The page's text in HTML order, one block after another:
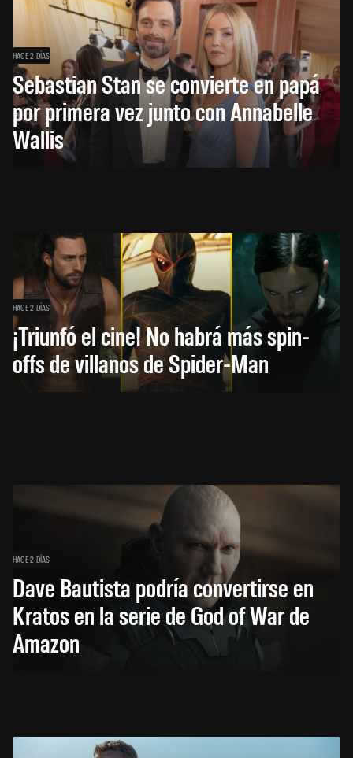
HACE 2 DÍAS
Sebastian Stan se convierte en papá
por primera vez junto con Annabelle
Wallis
HACE 2 DÍAS
¡Triunfó el cine! No habrá más spin-
offs de villanos de Spider-Man
HACE 2 DÍAS
Dave Bautista podría convertirse en
Kratos en la serie de God of War de
Amazon